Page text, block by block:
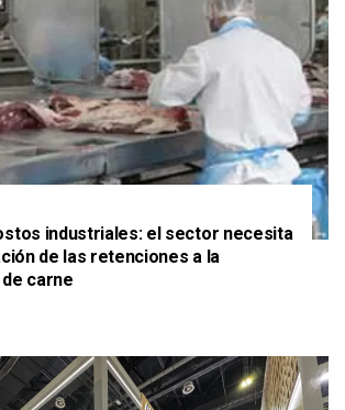
industriales: el sector necesita
de las retenciones a la
carne